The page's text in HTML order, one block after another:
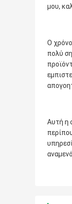
μου,
Ο
πολύ
Αυτή η